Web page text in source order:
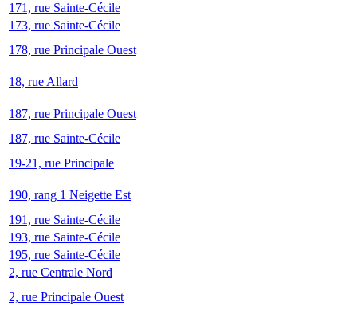
171, rue Sainte-Cécile
173, rue Sainte-Cécile
178, rue Principale Ouest
18, rue Allard
187, rue Principale Ouest
187, rue Sainte-Cécile
19-21, rue Principale
190, rang 1 Neigette Est
191, rue Sainte-Cécile
193, rue Sainte-Cécile
195, rue Sainte-Cécile
2, rue Centrale Nord
2, rue Principale Ouest